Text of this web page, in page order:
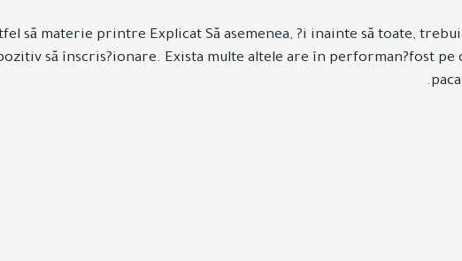
să materie printre Explicat Să asemenea, ?i inainte să toate,
să înscris?ionare. Exista multe altele are în performan?fost pe